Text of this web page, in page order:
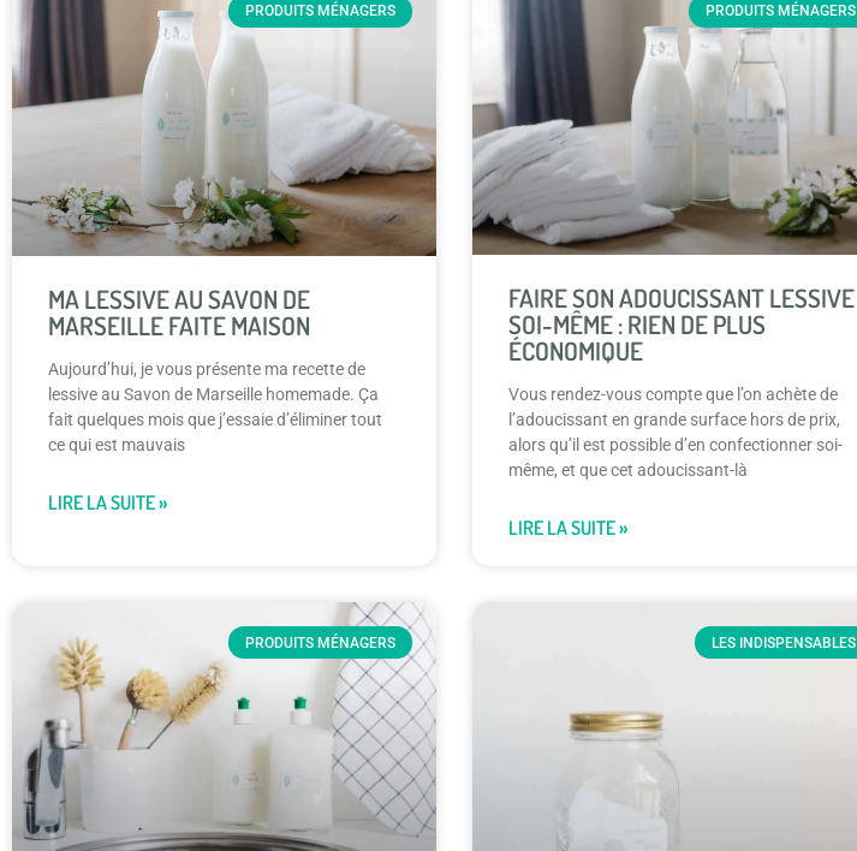
PRODUITS MÉNAGERS
MA LESSIVE AU SAVON DE
MARSEILLE FAITE MAISON
Aujourd’hui, je vous présente ma recette de
lessive au Savon de Marseille homemade. Ça
fait quelques mois que j’essaie d’éliminer tout
ce qui est mauvais
LIRE LA SUITE »
PRODUITS MÉNAGERS
FAIRE SON ADOUCISSANT LESSIVE
SOI-MÊME : RIEN DE PLUS
ÉCONOMIQUE
Vous rendez-vous compte que l’on achète de
l’adoucissant en grande surface hors de prix,
alors qu’il est possible d’en confectionner soi-
même, et que cet adoucissant-là
LIRE LA SUITE »
PRODUITS MÉNAGERS LES INDISPENSABLES